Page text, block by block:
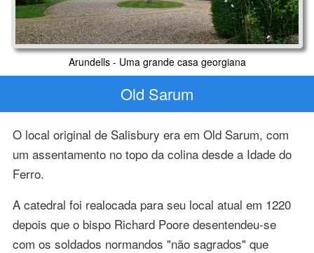
Arundells - Uma grande casa georgiana
Old Sarum
O local original de Salisbury era em Old Sarum, com
um assentamento no topo da colina desde a Idade do
Ferro.
A catedral foi realocada para seu local atual em 1220
depois que o bispo Richard Poore desentendeu-se
com os soldados normandos "não sagrados" que